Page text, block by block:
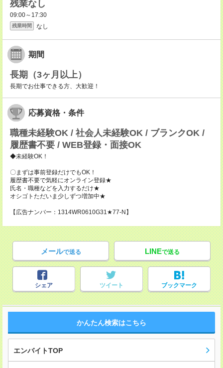
残業なし
09:00～17:30
残業時間 なし
期間
長期（3ヶ月以上）
長期でお仕事できる方、大歓迎！
応募資格・条件
職種未経験OK / 社会人未経験OK / ブランクOK /
履歴書不要 / WEB登録・面接OK
◆未経験OK！
〇まずは事前登録だけでもOK！
履歴書不要で気軽にオンライン登録★
氏名・職種などを入力するだけ★
オシゴトただいま少しずつ増加中★
【広告ナンバー：1314WR0610G31★77-N】
メールで送る LINEで送る
シェア ツイート ブックマーク
かんたん検索はこちら
エンバイトTOP